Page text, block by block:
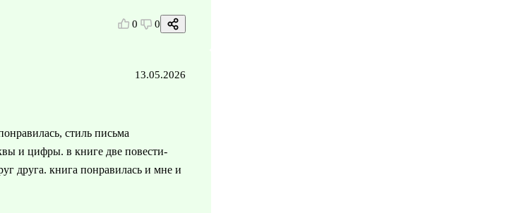
0 0
13.05.2026
стиль письма
и цифры. в книге две повести-
друга. книга понравилась и мне и